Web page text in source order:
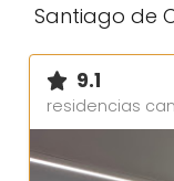
Santiago de
9.1
residencias